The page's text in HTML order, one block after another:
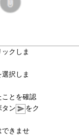
クしま
択しま
とを確認
タン
をク
きませ